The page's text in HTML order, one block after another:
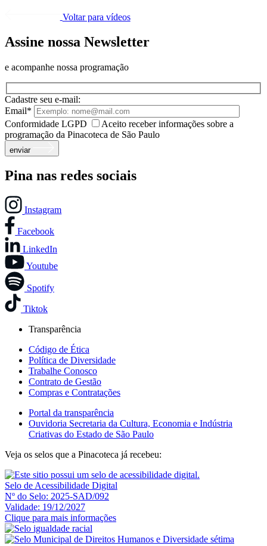
Voltar para vídeos
Assine nossa Newsletter
e acompanhe nossa programação
Cadastre seu e-mail:
Email*
Conformidade LGPD
Aceito receber informações sobre a
programação da Pinacoteca de São Paulo
enviar
Pina nas redes sociais
Instagram
Facebook
LinkedIn
Youtube
Spotify
Tiktok
Transparência
Código de Ética
Política de Diversidade
Trabalhe Conosco
Contrato de Gestão
Compras e Contratações
Portal da transparência
Ouvidoria Secretaria da Cultura, Economia e Indústria
Criativas do Estado de São Paulo
Veja os selos que a Pinacoteca já recebeu:
Selo de Acessibilidade Digital
Nº do Selo: 2025-SAD/092
Validade: 19/12/2027
Clique para mais informações